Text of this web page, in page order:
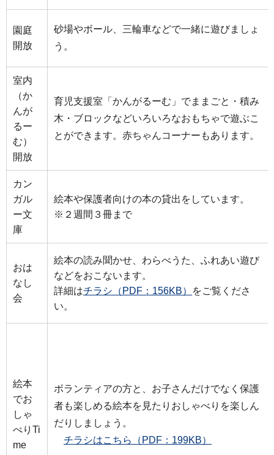
園庭
開放
砂場やボール、三輪車などで一緒に遊びましょ
う。
室内
（か
んが
るー
む）
開放
育児⽀援室「かんがるーむ」でままごと・積み
木・ブロックなどいろいろなおもちゃで遊ぶこ
とができます。赤ちゃんコーナーもあります。
カン
ガル
ー⽂
庫
絵本や保護者向けの本の貸出をしています。
※２週間３冊まで
おは
なし
会
絵本の読み聞かせ、わらべうた、ふれあい遊び
などをおこないます。
詳細はチラシ（PDF：156KB）
をご覧くださ
い。
絵本
でお
しゃ
べりTi
me
ボランティアの方と、お子さんだけでなく保護
者も楽しめる絵本を見たりおしゃべりを楽しん
だりしましょう。
チラシはこちら（PDF：199KB）